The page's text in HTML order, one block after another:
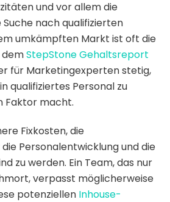
und vor allem die
Suche nach qualifizierten
umkämpften Markt ist oft die
demStepStone Gehaltsreport
für Marketingexperten stetig,
qualifiziertes Personal zu
Faktor macht.
Fixkosten, die
Personalentwicklung und die
zu werden. Ein Team, das nur
verpasst möglicherweise
potenziellen Inhouse-